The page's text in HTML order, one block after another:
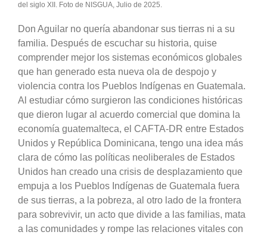
del siglo XII. Foto de NISGUA, Julio de 2025.
Don Aguilar no quería abandonar sus tierras ni a su
familia. Después de escuchar su historia, quise
comprender mejor los sistemas económicos globales
que han generado esta nueva ola de despojo y
violencia contra los Pueblos Indígenas en Guatemala.
Al estudiar cómo surgieron las condiciones históricas
que dieron lugar al acuerdo comercial que domina la
economía guatemalteca, el CAFTA-DR entre Estados
Unidos y República Dominicana, tengo una idea más
clara de cómo las políticas neoliberales de Estados
Unidos han creado una crisis de desplazamiento que
empuja a los Pueblos Indígenas de Guatemala fuera
de sus tierras, a la pobreza, al otro lado de la frontera
para sobrevivir, un acto que divide a las familias, mata
a las comunidades y rompe las relaciones vitales con